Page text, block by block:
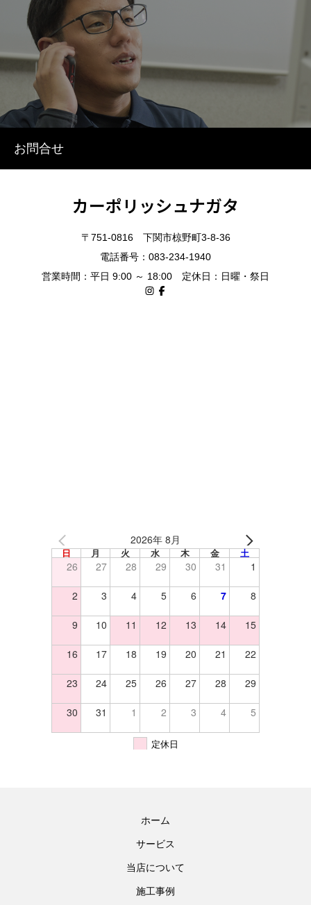
お問合せ
カーポリッシュナガタ
〒751-0816 下関市椋野町3-8-36
電話番号：083-234-1940
営業時間：平日 9:00 ～ 18:00 定休日：日曜・祭日
2026年 8月
日 月 火 水 木 金 土
26 27 28 29 30 31 1
2 3 4 5 6 7 8
9 10 11 12 13 14 15
16 17 18 19 20 21 22
23 24 25 26 27 28 29
30 31 1 2 3 4 5
定休日
ホーム
サービス
当店について
施工事例